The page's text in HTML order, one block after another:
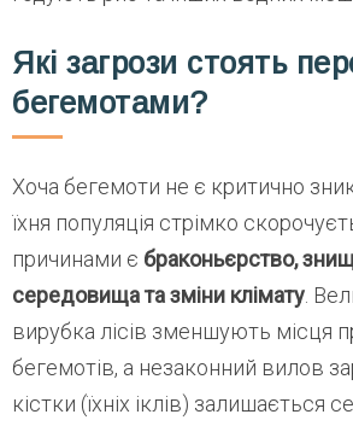
Які загрози стоять
бегемотами?
Хоча бегемоти не є критично
їхня популяція стрімко
причинами є браконьєрство,
середовища та зміни клімату.
вирубка лісів зменшують місця
бегемотів, а незаконний вилов
кістки (їхніх іклів) залишається